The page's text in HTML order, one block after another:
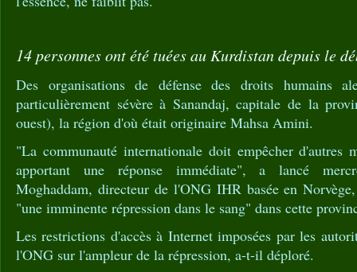
14 personnes ont été tuées au Kurdistan depuis le
Des organisations de défense des droits humains
particulièrement sévère à Sanandaj, capitale de la
ouest), la région d'où était originaire Mahsa Amini.
"La communauté internationale doit empêcher d'autres
apportant une réponse immédiate", a lancé
Moghaddam, directeur de l'ONG IHR basée en
"une imminente répression dans le sang" dans cette
Les restrictions d'accès à Internet imposées par les
l'ONG sur l'ampleur de la répression, a-t-il déploré.